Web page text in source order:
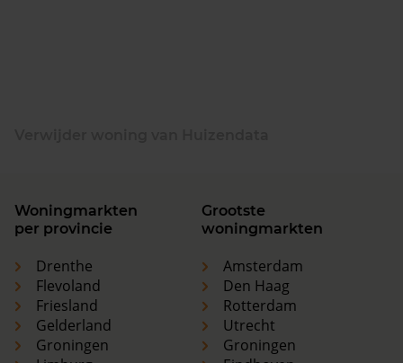
Woningmarkten
per provincie
Drenthe
Flevoland
Friesland
Gelderland
Groningen
Grootste
woningmarkten
Amsterdam
Den Haag
Rotterdam
Utrecht
Groningen